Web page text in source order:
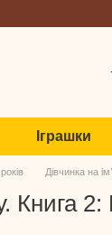
Іграшки
Дівчинка на
Книга 2: